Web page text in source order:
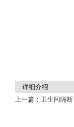
详细介绍
上一篇： 卫生间隔断